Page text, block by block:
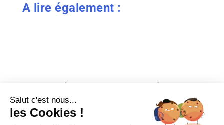
A lire également :